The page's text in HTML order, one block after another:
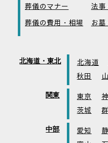
葬儀のマナー
法事
葬儀の費用・相場
お墓
北海道・東北 北海道
秋田
関東 東京
茨城
中部 愛知